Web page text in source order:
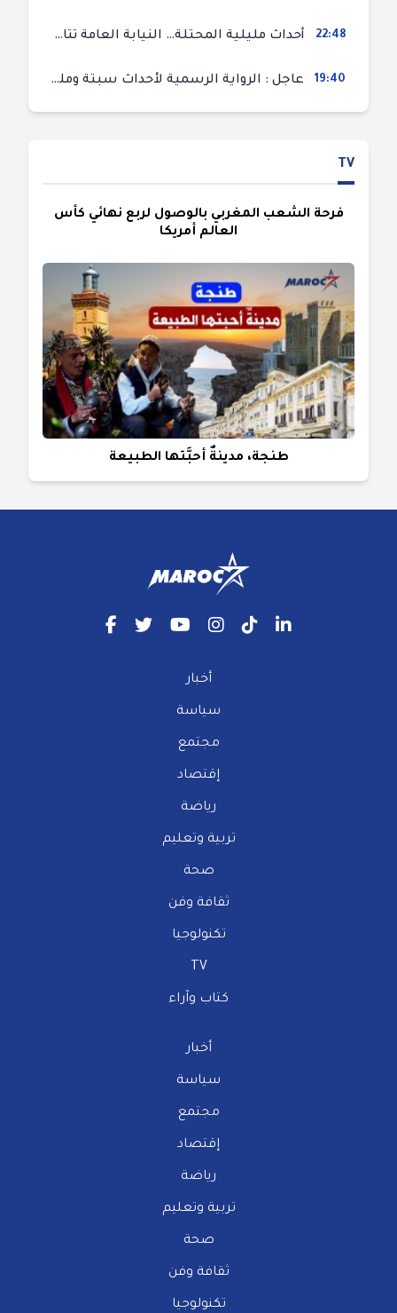
22:48 أحداث مليلية المحتلة… النيابة العامة تتابع 50 متورطا في محاولة اقتحام السياح الحدودي بتهم ثقيلة
19:40 عاجل : الرواية الرسمية لأحداث سبتة ومليلية المحتلتين (وزارة الداخلية)
TV
فرحة الشعب المغربي بالوصول لربع نهائي كأس
العالم أمريكا
طنجة، مدينةٌ أحبَّتها الطبيعة
أخبار
سياسة
مجتمع
إقتصاد
رياضة
تربية وتعليم
صحة
ثقافة وفن
تكنولوجيا
TV
كتاب وآراء
أخبار
سياسة
مجتمع
إقتصاد
رياضة
تربية وتعليم
صحة
ثقافة وفن
تكنولوجيا